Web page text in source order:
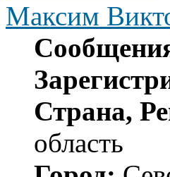
Максим
Страна,
область